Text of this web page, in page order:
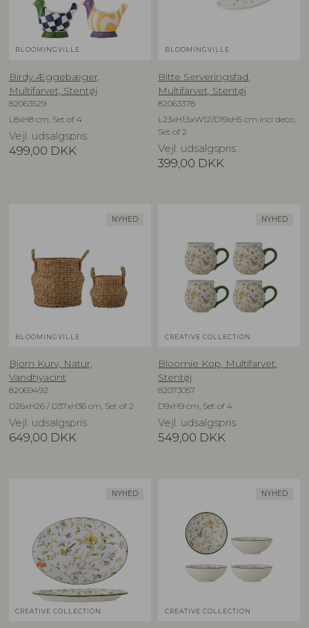
BLOOMINGVILLE
Birdy Æggebæger,
Multifarvet, Stentøj
82063529
L8xH8 cm, Set of 4
Vejl. udsalgspris
499,00 DKK
BLOOMINGVILLE
Bitte Serveringsfad,
Multifarvet, Stentøj
82063378
L23xH1,5xW12/D19xH5 cm incl deco,
Set of 2
Vejl. udsalgspris
399,00 DKK
NYHED
BLOOMINGVILLE
Bjorn Kurv, Natur,
Vandhyacint
82069492
D26xH26 / D37xH36 cm, Set of 2
Vejl. udsalgspris
649,00 DKK
NYHED
CREATIVE COLLECTION
Bloomie Kop, Multifarvet,
Stentøj
82073057
D9xH9 cm, Set of 4
Vejl. udsalgspris
549,00 DKK
NYHED
CREATIVE COLLECTION
NYHED
CREATIVE COLLECTION